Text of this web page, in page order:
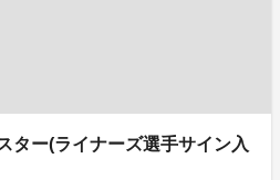
ー(ライナーズ選手サイン入